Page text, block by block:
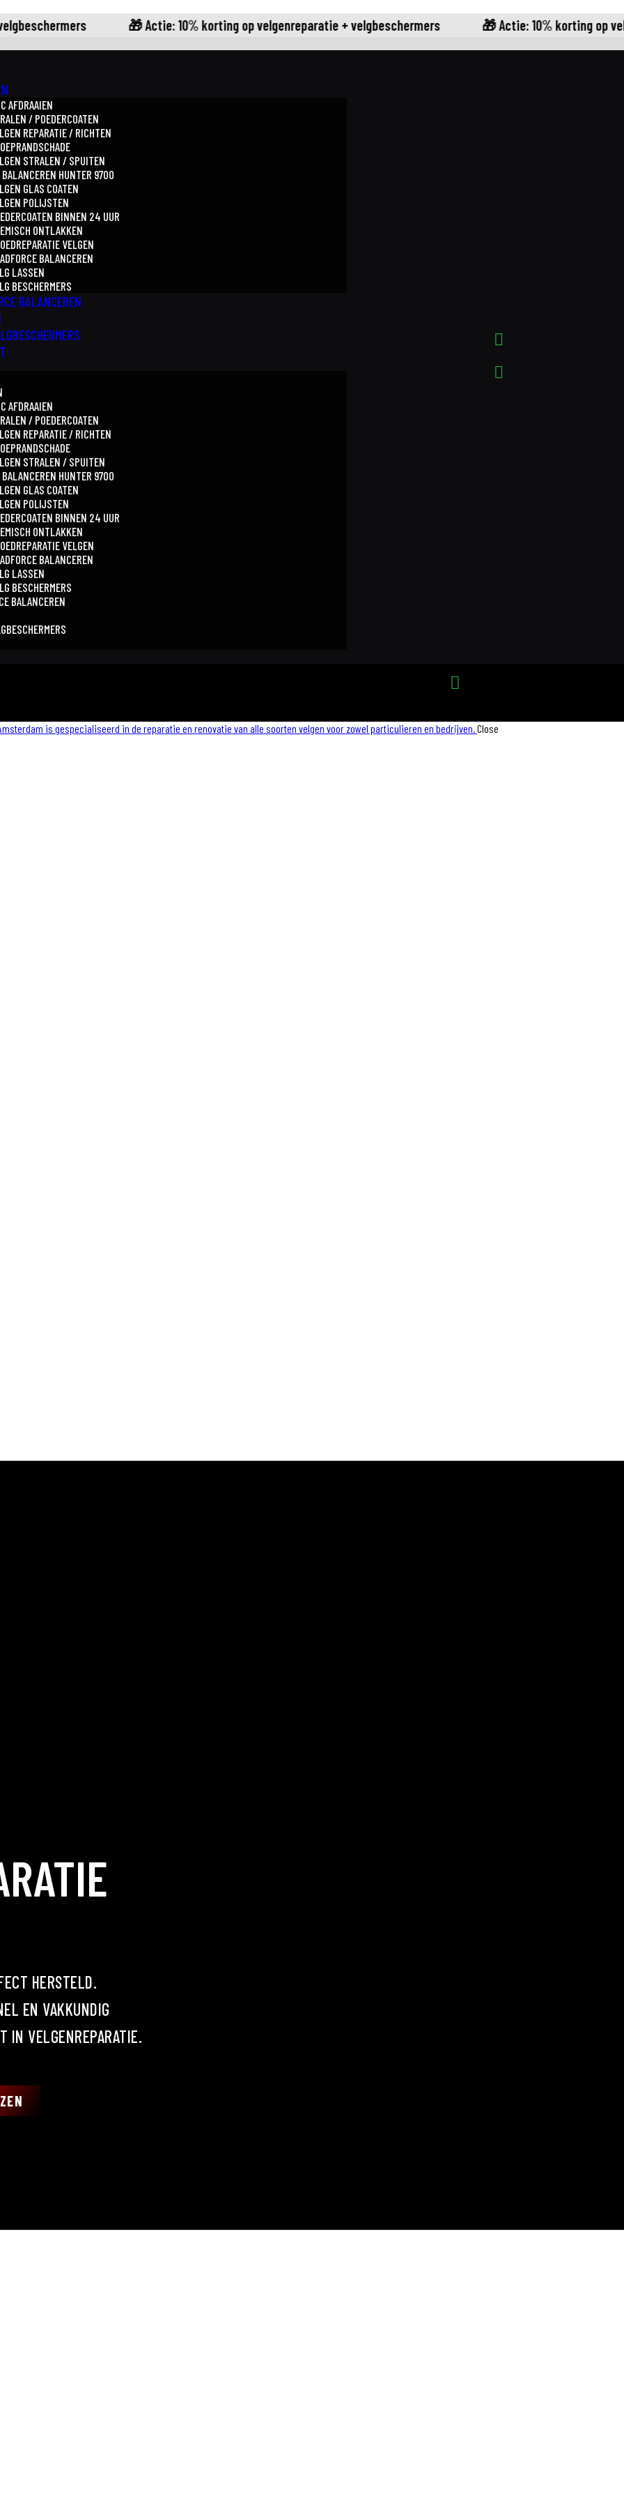
🎁 Actie: 10% korting op velgenreparatie + velgbeschermers 🎁 Actie: 10% korting op
AFDRAAIEN
/ POEDERCOATEN
REPARATIE / RICHTEN
STRALEN / SPUITEN
HUNTER 9700
GLAS COATEN
POLIJSTEN
BINNEN 24 UUR
ONTLAKKEN
VELGEN
BALANCEREN
LASSEN
BESCHERMERS
BALANCEREN
AFDRAAIEN
/ POEDERCOATEN
REPARATIE / RICHTEN
STRALEN / SPUITEN
HUNTER 9700
GLAS COATEN
POLIJSTEN
BINNEN 24 UUR
ONTLAKKEN
VELGEN
BALANCEREN
LASSEN
BESCHERMERS
BALANCEREN
is gespecialiseerd in de reparatie en renovatie van alle soorten velgen voor zowel particulieren en bedrijven.Close
HERSTELD.
EN VAKKUNDIG
IN VELGENREPARATIE.